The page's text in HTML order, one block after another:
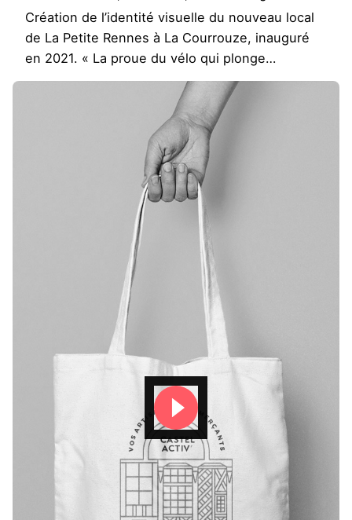
Création de l’identité visuelle du nouveau local
de La Petite Rennes à La Courrouze, inauguré
en 2021. « La proue du vélo qui plonge…